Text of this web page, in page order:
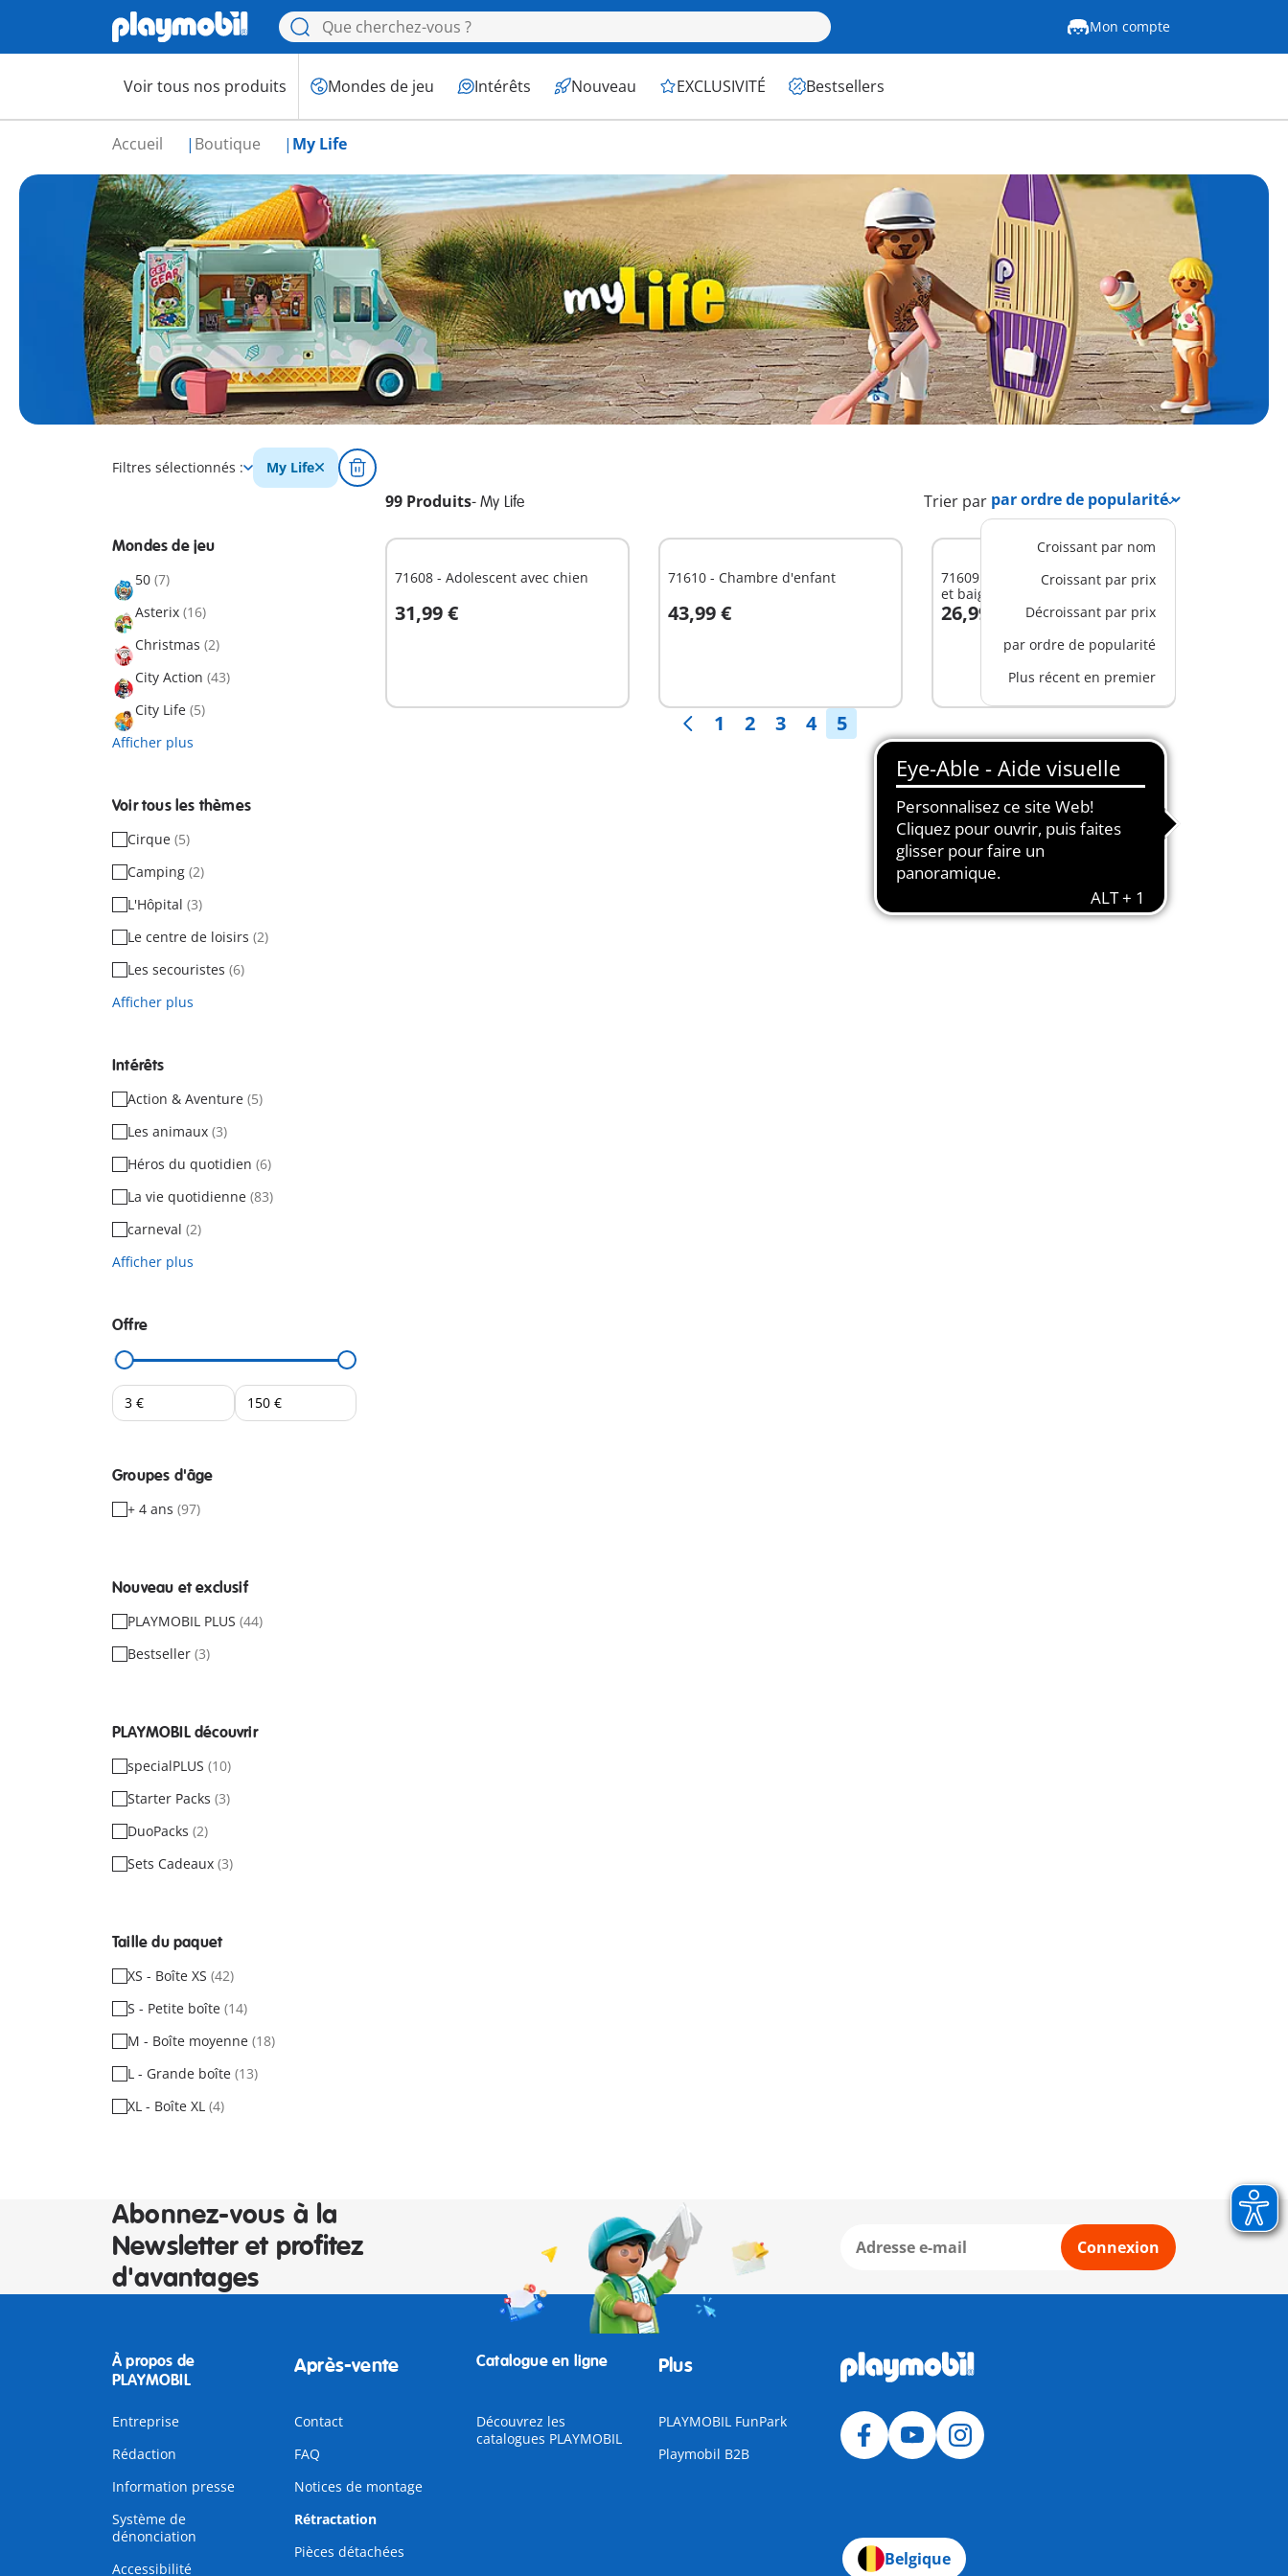
Mon compte
Voir tous nos produits Mondes de jeu Intérêts Nouveau EXCLUSIVITÉ Bestsellers
Accueil Boutique My Life
Filtres sélectionnés : My Life
99 Produits- My Life Trier par
Croissant par nom
Croissant par prix
Décroissant par prix
par ordre de popularité
Plus récent en premier
Mondes de jeu
50 (7)
Asterix (16)
Christmas (2)
City Action (43)
City Life (5)
Afficher plus
Voir tous les thèmes
Cirque (5)
Camping (2)
L'Hôpital (3)
Le centre de loisirs (2)
Les secouristes (6)
Afficher plus
Intérêts
Action & Aventure (5)
Les animaux (3)
Héros du quotidien (6)
La vie quotidienne (83)
carneval (2)
Afficher plus
Offre
Groupes d'âge
+ 4 ans (97)
Nouveau et exclusif
PLAYMOBIL PLUS (44)
Bestseller (3)
PLAYMOBIL découvrir
specialPLUS (10)
Starter Packs (3)
DuoPacks (2)
Sets Cadeaux (3)
Taille du paquet
XS - Boîte XS (42)
S - Petite boîte (14)
M - Boîte moyenne (18)
L - Grande boîte (13)
XL - Boîte XL (4)
71608 - Adolescent avec chien
31,99 €
Au panier
71610 - Chambre d'enfant
43,99 €
Au panier
71609 - Salle de bains avec douche
et baignoire
26,99 €
Au panier
1 2 3 4 5
Abonnez-vous à la
Newsletter et profitez
d'avantages
Connexion
À propos de
PLAYMOBIL
Entreprise
Rédaction
Information presse
Système de
dénonciation
Accessibilité
Après-vente
Contact
FAQ
Notices de montage
Rétractation
Pièces détachées
Catalogue en ligne
Découvrez les
catalogues PLAYMOBIL
Plus
PLAYMOBIL FunPark
Playmobil B2B
Belgique